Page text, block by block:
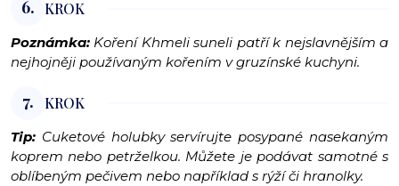
6. KROK
Poznámka: Koření Khmeli suneli patří k nejslavnějším a
nejhojněji používaným kořením v gruzínské kuchyni.
7. KROK
Tip: Cuketové holubky servírujte posypané nasekaným
koprem nebo petrželkou. Můžete je podávat samotné s
oblíbeným pečivem nebo například s rýží či hranolky.